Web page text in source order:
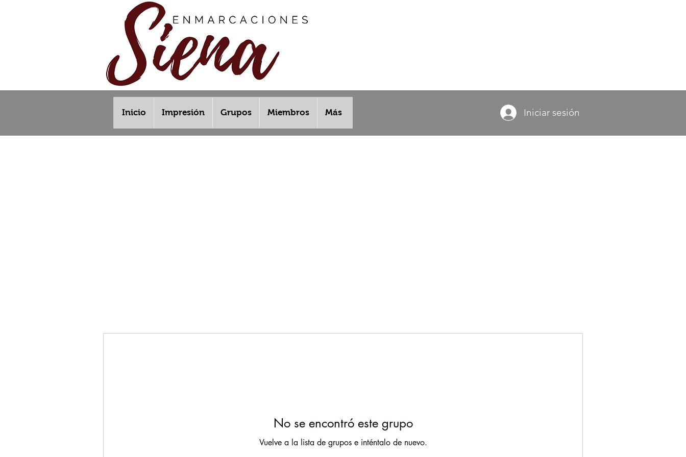
Inicio Impresión Grupos Miembros Más Iniciar sesión
No se encontró este grupo
Vuelve a la lista de grupos e inténtalo de nuevo.